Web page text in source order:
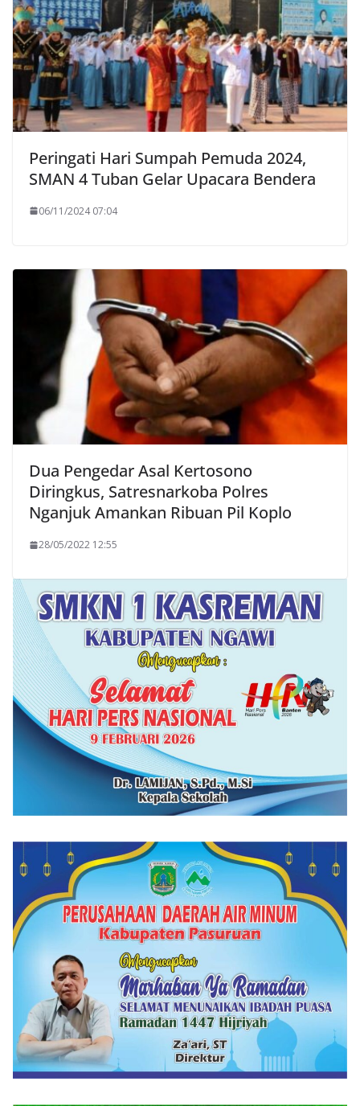
Peringati Hari Sumpah Pemuda 2024,
SMAN 4 Tuban Gelar Upacara Bendera
06/11/2024 07:04
Dua Pengedar Asal Kertosono
Diringkus, Satresnarkoba Polres
Nganjuk Amankan Ribuan Pil Koplo
28/05/2022 12:55